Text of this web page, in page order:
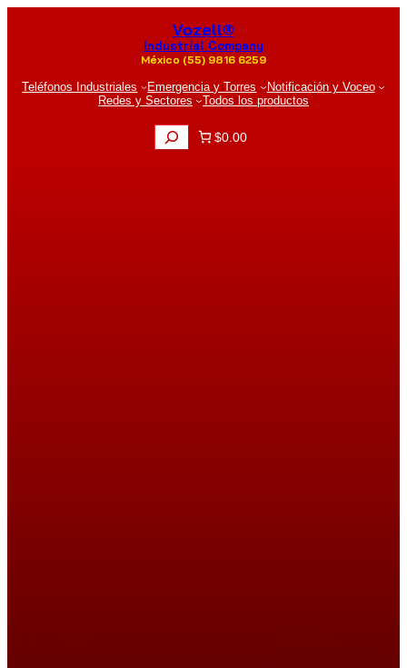
Vozell®
Industrial Company
México (55) 9816 6259
Teléfonos Industriales
Emergencia y Torres
Notificación y Voceo
Redes y Sectores
Todos los productos
B
u
$0.00